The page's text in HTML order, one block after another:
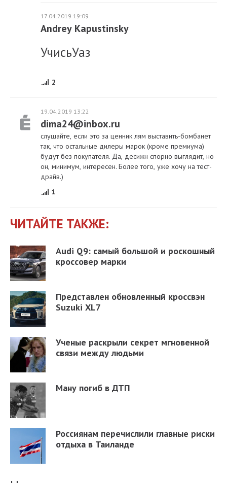
17.04.2019 19:09
Andrey Kapustinsky
УчисьУаз
2
19.04.2019 13:22
dima24@inbox.ru
слушайте, если это за ценник лям выставить-бомбанет
так, что остальные дилеры марок (кроме премиума)
будут без покупателя. Да, десижн спорно выглядит, но
он, минимум, интересен. Более того, уже хочу на тест-
драйв.)
1
ЧИТАЙТЕ ТАКЖЕ:
Audi Q9: самый большой и роскошный
кроссовер марки
Представлен обновленный кроссвэн
Suzuki XL7
Ученые раскрыли секрет мгновенной
связи между людьми
Ману погиб в ДТП
Россиянам перечислили главные риски
отдыха в Таиланде